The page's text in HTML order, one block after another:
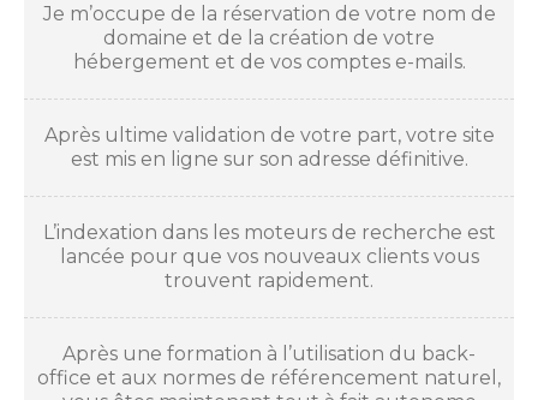
Je m’occupe de la réservation de votre nom de
domaine et de la création de votre
hébergement et de vos comptes e-mails.
Après ultime validation de votre part, votre site
est mis en ligne sur son adresse définitive.
L’indexation dans les moteurs de recherche est
lancée pour que vos nouveaux clients vous
trouvent rapidement.
Après une formation à l’utilisation du back-
office et aux normes de référencement naturel,